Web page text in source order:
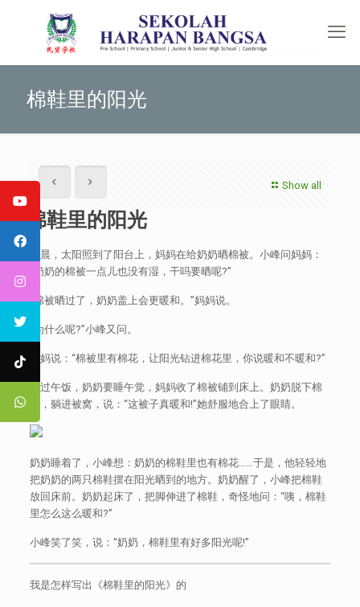
棉鞋里的阳光
Show all
棉鞋里的阳光
早晨，太阳照到了阳台上，妈妈在给奶奶晒棉被。小峰问妈妈：
“奶奶的棉被一点儿也没有湿，干吗要晒呢?”
“棉被晒过了，奶奶盖上会更暖和。”妈妈说。
“为什么呢?”小峰又问。
妈妈说：“棉被里有棉花，让阳光钻进棉花里，你说暖和不暖和?”
吃过午饭，奶奶要睡午觉，妈妈收了棉被铺到床上。奶奶脱下棉
鞋，躺进被窝，说：“这被子真暖和!”她舒服地合上了眼睛。
奶奶睡着了，小峰想：奶奶的棉鞋里也有棉花……于是，他轻轻地
把奶奶的两只棉鞋摆在阳光晒到的地方。奶奶醒了，小峰把棉鞋
放回床前。奶奶起床了，把脚伸进了棉鞋，奇怪地问：“咦，棉鞋
里怎么这么暖和?”
小峰笑了笑，说：“奶奶，棉鞋里有好多阳光呢!”
我是怎样写出《棉鞋里的阳光》的